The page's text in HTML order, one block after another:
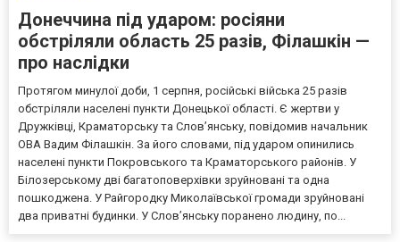
Донеччина під ударом: росіяни
обстріляли область 25 разів, Філашкін —
про наслідки
Протягом минулої доби, 1 серпня, російські війська 25 разів
обстріляли населені пункти Донецької області. Є жертви у
Дружківці, Краматорську та Слов’янську, повідомив начальник
ОВА Вадим Філашкін. За його словами, під ударом опинились
населені пункти Покровського та Краматорського районів. У
Білозерському дві багатоповерхівки зруйновані та одна
пошкоджена. У Райгородку Миколаївської громади зруйновані
два приватні будинки. У Слов’янську поранено людину, по...